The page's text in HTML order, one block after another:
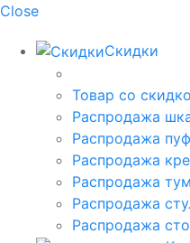
Close
Скидки
Товар со
Распродажа
Распродажа
Распродажа
Распродажа
Распродажа
Распродажа